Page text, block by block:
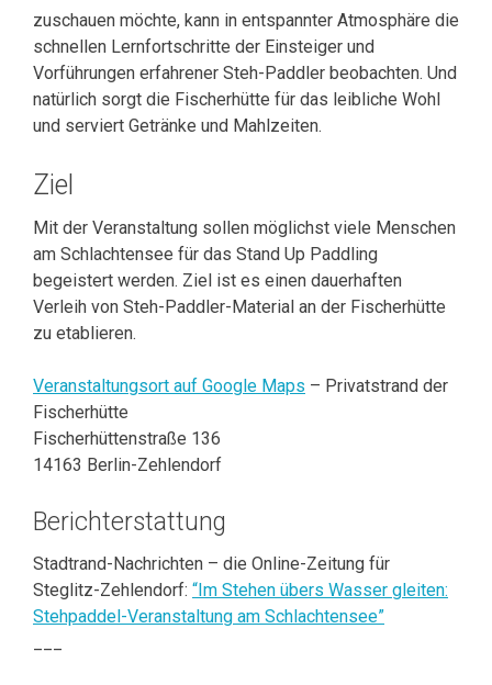
zuschauen möchte, kann in entspannter Atmosphäre die
schnellen Lernfortschritte der Einsteiger und
Vorführungen erfahrener Steh-Paddler beobachten. Und
natürlich sorgt die Fischerhütte für das leibliche Wohl
und serviert Getränke und Mahlzeiten.
Ziel
Mit der Veranstaltung sollen möglichst viele Menschen
am Schlachtensee für das Stand Up Paddling
begeistert werden. Ziel ist es einen dauerhaften
Verleih von Steh-Paddler-Material an der Fischerhütte
zu etablieren.
Veranstaltungsort auf Google Maps – Privatstrand der
Fischerhütte
Fischerhüttenstraße 136
14163 Berlin-Zehlendorf
Berichterstattung
Stadtrand-Nachrichten – die Online-Zeitung für
Steglitz-Zehlendorf: “Im Stehen übers Wasser gleiten:
Stehpaddel-Veranstaltung am Schlachtensee”